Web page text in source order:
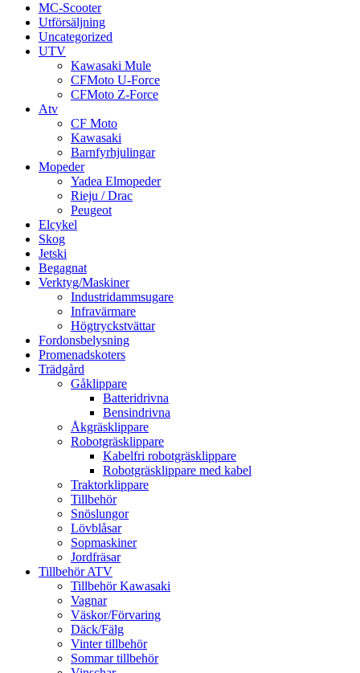
MC-Scooter
Utförsäljning
Uncategorized
UTV
Kawasaki Mule
CFMoto U-Force
CFMoto Z-Force
Atv
CF Moto
Kawasaki
Barnfyrhjulingar
Mopeder
Yadea Elmopeder
Rieju / Drac
Peugeot
Elcykel
Skog
Jetski
Begagnat
Verktyg/Maskiner
Industridammsugare
Infravärmare
Högtryckstvättar
Fordonsbelysning
Promenadskoters
Trädgård
Gåklippare
Batteridrivna
Bensindrivna
Åkgräsklippare
Robotgräsklippare
Kabelfri robotgräsklippare
Robotgräsklippare med kabel
Traktorklippare
Tillbehör
Snöslungor
Lövblåsar
Sopmaskiner
Jordfräsar
Tillbehör ATV
Tillbehör Kawasaki
Vagnar
Väskor/Förvaring
Däck/Fälg
Vinter tillbehör
Sommar tillbehör